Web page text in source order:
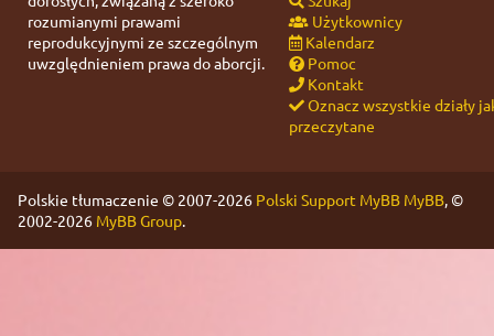
rozumianymi prawami
reprodukcyjnymi ze szczególnym
uwzględnieniem prawa do aborcji.
Użytkownicy
Kalendarz
Pomoc
Kontakt
Oznacz wszystkie działy
przeczytane
Polskie tłumaczenie © 2007-2026 Polski Support MyBB MyBB, ©
2002-2026 MyBB Group.